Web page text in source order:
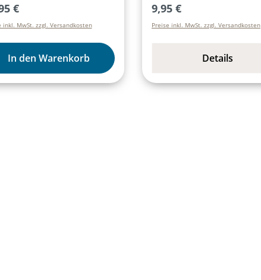
Jesus sieht
bittet ihn vom
herunter und lädt sich
selber zum Essen bei
ein. Dabei wird
von der
Preis:
€
inkl. MwSt. zzgl. Versandkosten
In den Warenkorb
Regulärer Preis:
9,95 €
Preise inkl. MwSt. zzgl. Versandkosten
Details